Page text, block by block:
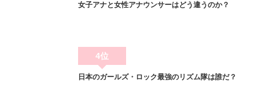
女子アナと女性アナウンサーはどう違うのか？
4位
日本のガールズ・ロック最強のリズム隊は誰だ？